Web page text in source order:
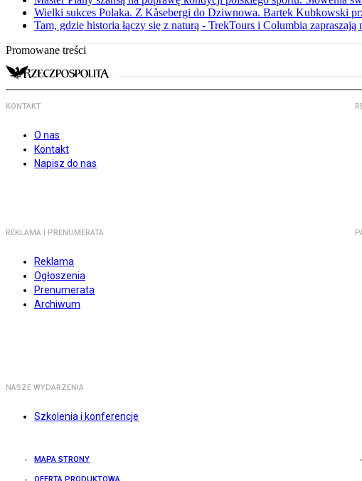
Wielki sukces Polaka. Z Kåsebergi do Dziwnowa. Bartek Kubkowski
Tam, gdzie historia łączy się z naturą - TrekTours i Columbia
Promowane treści
KONTAKT
O nas
Kontakt
Napisz do nas
REKLAMA I PRENUMERATA
Reklama
Ogłoszenia
Prenumerata
Archiwum
NASZE WYDARZENIA
Szkolenia i konferencje
MAPA STRONY